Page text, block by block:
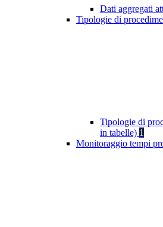
Dati aggregati
Tipologie di
Tipologie di
in tabelle) 1
Monitoraggio tempi